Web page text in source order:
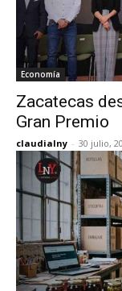
Economía
Zacatecas
Gran Premio
claudialny - 30 julio,